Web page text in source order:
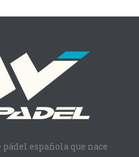
española que nace